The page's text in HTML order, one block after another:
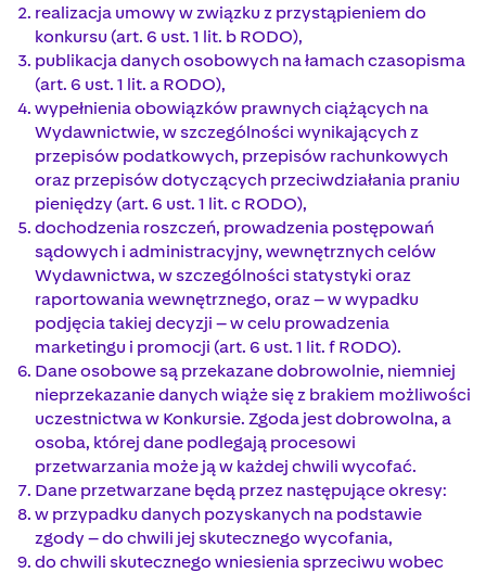
realizacja umowy w związku z przystąpieniem do
konkursu (art. 6 ust. 1 lit. b RODO),
publikacja danych osobowych na łamach czasopisma
(art. 6 ust. 1 lit. a RODO),
wypełnienia obowiązków prawnych ciążących na
Wydawnictwie, w szczególności wynikających z
przepisów podatkowych, przepisów rachunkowych
oraz przepisów dotyczących przeciwdziałania praniu
pieniędzy (art. 6 ust. 1 lit. c RODO),
dochodzenia roszczeń, prowadzenia postępowań
sądowych i administracyjny, wewnętrznych celów
Wydawnictwa, w szczególności statystyki oraz
raportowania wewnętrznego, oraz – w wypadku
podjęcia takiej decyzji – w celu prowadzenia
marketingu i promocji (art. 6 ust. 1 lit. f RODO).
Dane osobowe są przekazane dobrowolnie, niemniej
nieprzekazanie danych wiąże się z brakiem możliwości
uczestnictwa w Konkursie. Zgoda jest dobrowolna, a
osoba, której dane podlegają procesowi
przetwarzania może ją w każdej chwili wycofać.
Dane przetwarzane będą przez następujące okresy:
w przypadku danych pozyskanych na podstawie
zgody – do chwili jej skutecznego wycofania,
do chwili skutecznego wniesienia sprzeciwu wobec